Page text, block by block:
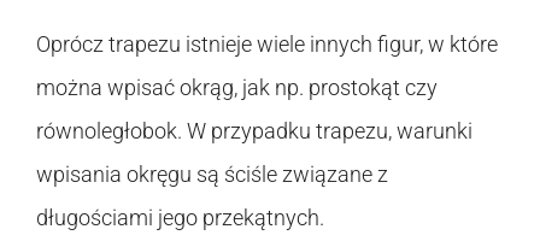
Oprócz trapezu istnieje wiele innych figur, w które
można wpisać okrąg, jak np. prostokąt czy
równoległobok. W przypadku trapezu, warunki
wpisania okręgu są ściśle związane z
długościami jego przekątnych.